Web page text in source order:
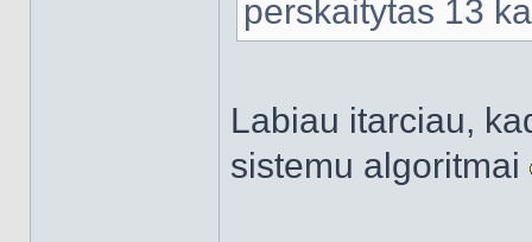
perskaitytas 13
Labiau itarciau,
sistemu algoritmai